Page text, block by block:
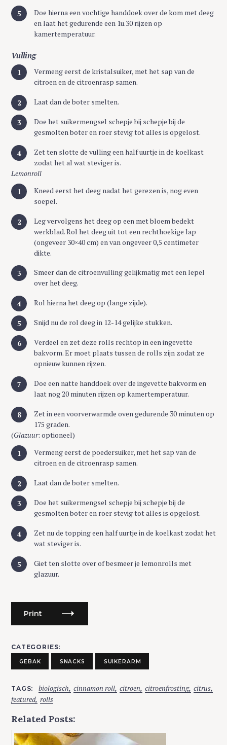
Doe hierna een vochtige handdoek over de kom met deeg
en laat het gedurende een 1u.30 rijzen op
kamertemperatuur.
Vulling
Vermeng eerst de kristalsuiker, met het sap van de
citroen en de citroenrasp samen.
Laat dan de boter smelten.
Doe het suikermengsel schepje bij schepje bij de
gesmolten boter en roer stevig tot alles is opgelost.
Zet ten slotte de vulling een half uurtje in de koelkast
zodat het al wat steviger is.
Lemonroll
Kneed eerst het deeg nadat het gerezen is, nog even
soepel.
Leg vervolgens het deeg op een met bloem bedekt
werkblad. Rol het deeg uit tot een rechthoekige lap
(ongeveer 30×40 cm) en van ongeveer 0,5 centimeter
dikte.
Smeer dan de citroenvulling gelijkmatig met een lepel
over het deeg.
Rol hierna het deeg op (lange zijde).
Snijd nu de rol deeg in 12-14 gelijke stukken.
Verdeel en zet deze rolls rechtop in een ingevette
bakvorm. Er moet plaats tussen de rolls zijn zodat ze
opnieuw kunnen rijzen.
Doe een natte handdoek over de ingevette bakvorm en
laat nog 20 minuten rijzen op kamertemperatuur.
Zet in een voorverwarmde oven gedurende 30 minuten op
175 graden.
(Glazuur: optioneel)
Vermeng eerst de poedersuiker, met het sap van de
citroen en de citroenrasp samen.
Laat dan de boter smelten.
Doe het suikermengsel schepje bij schepje bij de
gesmolten boter en roer stevig tot alles is opgelost.
Zet nu de topping een half uurtje in de koelkast zodat het
wat steviger is.
Giet ten slotte over of besmeer je lemonrolls met
glazuur.
Print
CATEGORIES
GEBAK SNACKS SUIKERARM
TAGS biologisch cinnamon roll citroen citroenfrosting citrus
featured rolls
Related Posts:
S
e